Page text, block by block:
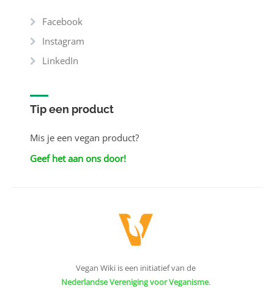
Facebook
Instagram
LinkedIn
Tip een product
Mis je een vegan product?
Geef het aan ons door!
Vegan Wiki is een initiatief van de
Nederlandse Vereniging voor Veganisme.